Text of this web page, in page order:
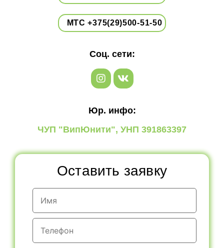
МТС +375(29)500-51-50
Соц. сети:
Юр. инфо:
ЧУП "ВипЮнити", УНП 391863397
Оставить заявку